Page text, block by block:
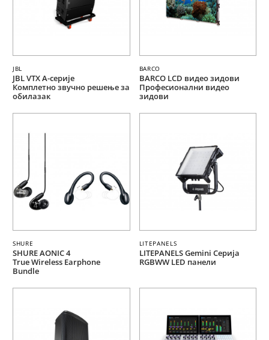
JBL
JBL VTX A-серије
Комплетно звучно решење за
обилазак
BARCO
BARCO LCD видео зидови
Професионални видео
зидови
SHURE
SHURE AONIC 4
True Wireless Earphone
Bundle
LITEPANELS
LITEPANELS Gemini Серија
RGBWW LED панели